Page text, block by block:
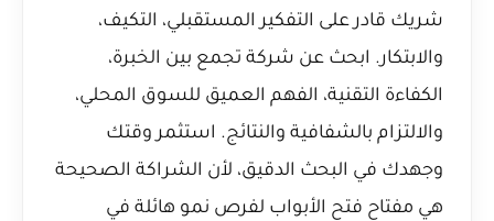
شريك قادر على التفكير المستقبلي، التكيف،
والابتكار. ابحث عن شركة تجمع بين الخبرة،
الكفاءة التقنية، الفهم العميق للسوق المحلي،
والالتزام بالشفافية والنتائج. استثمر وقتك
وجهدك في البحث الدقيق، لأن الشراكة الصحيحة
هي مفتاح فتح الأبواب لفرص نمو هائلة في